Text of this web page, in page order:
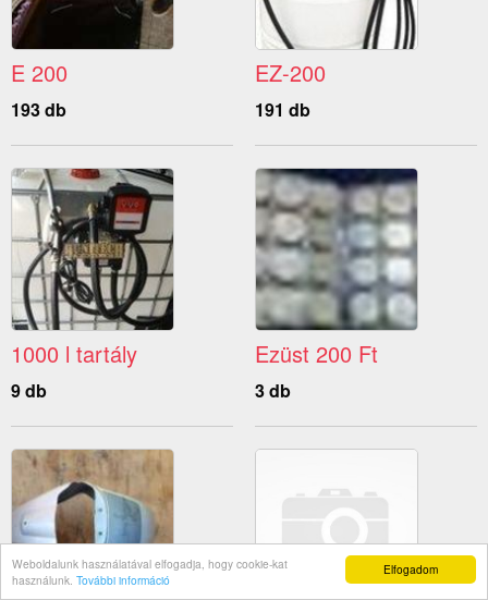
Elfogadom
Weboldalunk használatával elfogadja, hogy cookie-kat
használunk. További információ
E 200
193 db
EZ-200
191 db
1000 l tartály
9 db
Ezüst 200 Ft
3 db